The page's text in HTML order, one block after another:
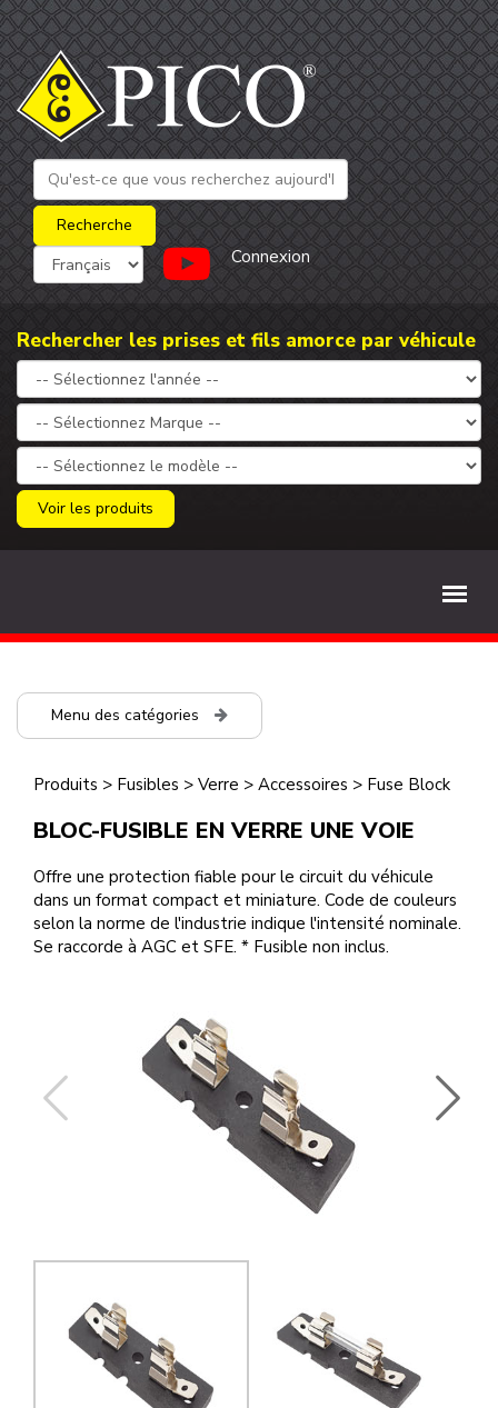
Connexion
Rechercher les prises et fils amorce par véhicule
Voir les produits
Menu des catégories
Produits > Fusibles > Verre > Accessoires > Fuse Block
BLOC-FUSIBLE EN VERRE UNE VOIE
Offre une protection fiable pour le circuit du véhicule
dans un format compact et miniature. Code de couleurs
selon la norme de l'industrie indique l'intensité nominale.
Se raccorde à AGC et SFE. * Fusible non inclus.